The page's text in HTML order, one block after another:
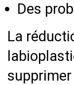
Des
La